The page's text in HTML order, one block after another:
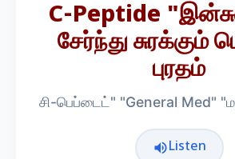
C-Peptide
சேர்ந்து சுரக்கும்
புரதம்
சி-பெப்டைட்" "General Med"
Listen